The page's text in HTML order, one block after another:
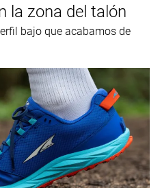
✓ ✓
#37 Top 10%
la zona del talón
bajo que acabamos de